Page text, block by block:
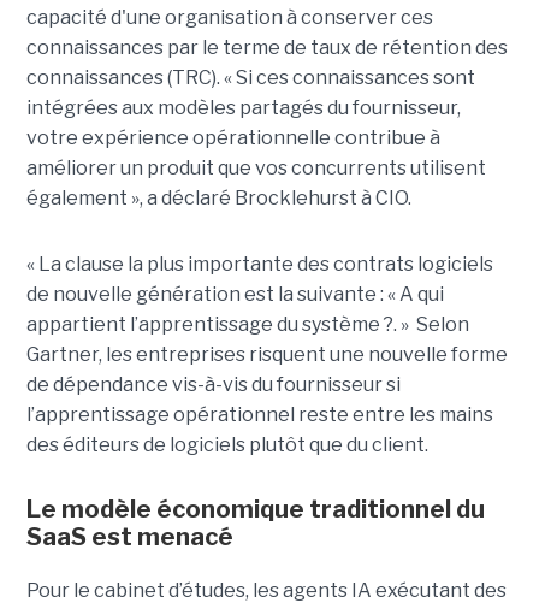
capacité d'une organisation à conserver ces
connaissances par le terme de taux de rétention des
connaissances (TRC). « Si ces connaissances sont
intégrées aux modèles partagés du fournisseur,
votre expérience opérationnelle contribue à
améliorer un produit que vos concurrents utilisent
également », a déclaré Brocklehurst à CIO.
« La clause la plus importante des contrats logiciels
de nouvelle génération est la suivante : « A qui
appartient l’apprentissage du système ?. » Selon
Gartner, les entreprises risquent une nouvelle forme
de dépendance vis-à-vis du fournisseur si
l’apprentissage opérationnel reste entre les mains
des éditeurs de logiciels plutôt que du client.
Le modèle économique traditionnel du
SaaS est menacé
Pour le cabinet d’études, les agents IA exécutant des